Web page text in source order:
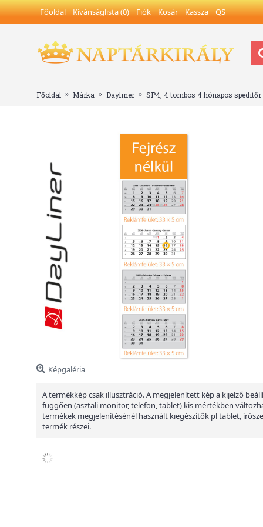
Főoldal Kívánságlista (0) Fiók Kosár Kassza QS
Főoldal Márka Dayliner SP4, 4 tömbös 4 hónapos
Képgaléria
A termékkép csak illusztráció. A megjelenített kép a kijelző
függően (asztali monitor, telefon, tablet) kis mértékben
termékek megjelenítésénél használt kiegészítők pl tablet,
termék részei.